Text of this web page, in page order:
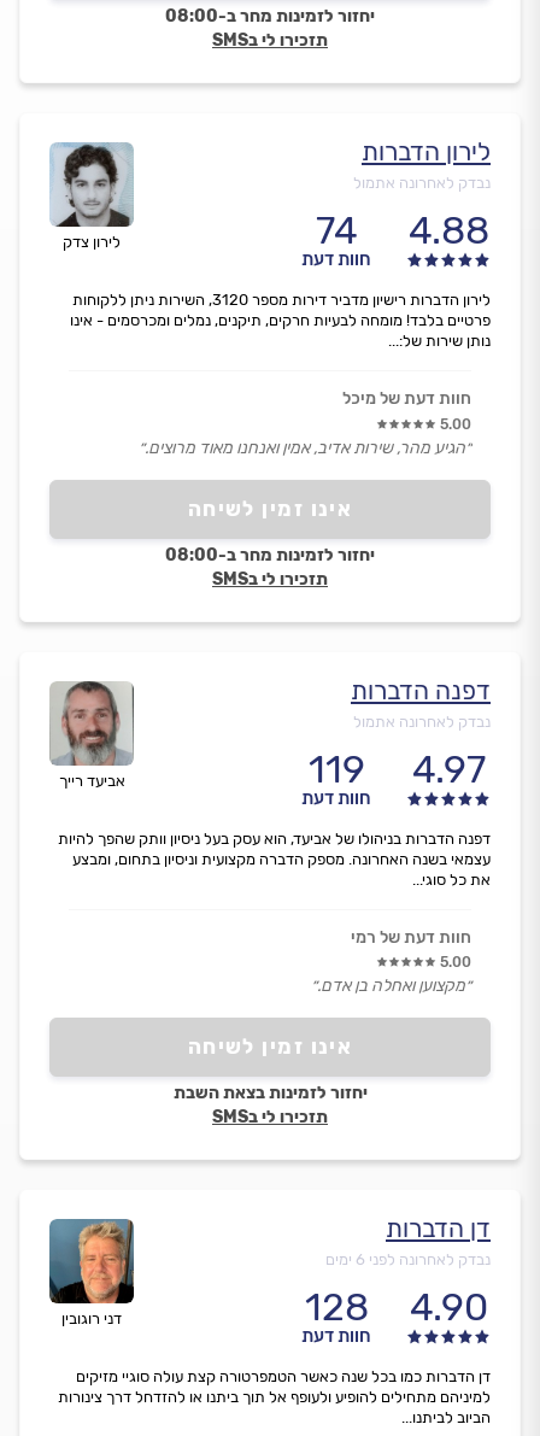
יחזור לזמינות מחר ב-08:00
תזכירו לי בSMS
לירון צדק
לירון הדברות
נבדק לאחרונה אתמול
4.88
74
חוות דעת
אינו זמין לשיחה
יחזור לזמינות מחר ב-08:00
תזכירו לי בSMS
לירון הדברות רישיון מדביר דירות מספר 3120, השירות ניתן ללקוחות
פרטיים בלבד! מומחה לבעיות חרקים, תיקנים, נמלים ומכרסמים - אינו
נותן שירות של:...
חוות דעת של מיכל
5.00
״הגיע מהר, שירות אדיב, אמין ואנחנו מאוד מרוצים.״
אביעד רייך
דפנה הדברות
נבדק לאחרונה אתמול
4.97
119
חוות דעת
אינו זמין לשיחה
יחזור לזמינות בצאת השבת
תזכירו לי בSMS
דפנה הדברות בניהולו של אביעד, הוא עסק בעל ניסיון וותק שהפך להיות
עצמאי בשנה האחרונה. מספק הדברה מקצועית וניסיון בתחום, ומבצע
את כל סוגי...
חוות דעת של רמי
5.00
״מקצוען ואחלה בן אדם.״
דני רוגובין
דן הדברות
נבדק לאחרונה לפני 6 ימים
4.90
128
חוות דעת
דן הדברות כמו בכל שנה כאשר הטמפרטורה קצת עולה סוגיי מזיקים
למיניהם מתחילים להופיע ולעופף אל תוך ביתנו או להזדחל דרך צינורות
הביוב לביתנו...